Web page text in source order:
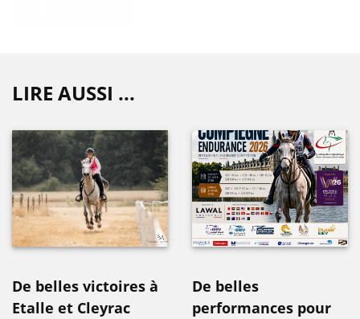
LIRE AUSSI ...
De belles victoires à
Etalle et Cleyrac
De belles
performances pour